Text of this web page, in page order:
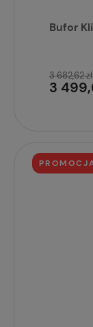
Bufor
3
3 682,62 zł